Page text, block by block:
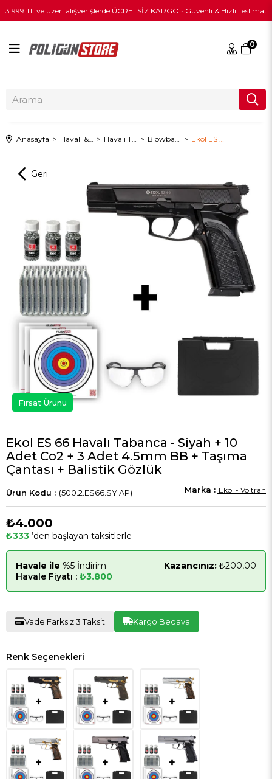
3.999 TL ve üzeri alışverişlerde ÜCRETSİZ KARGO • Güvenli & Hızlı Teslimat
0
Anasayfa
Fırsat Ürünü
Ekol ES 66 Havalı Tabanca - Siyah + 10
Adet Co2 + 3 Adet 4.5mm BB + Taşıma
Çantası + Balistik Gözlük
(500.2.ES66.SY.AP) Ekol - Voltran
₺4.000
₺333 ’den başlayan taksitlerle
Havale ile %5 İndirim Kazancınız: ₺200,00
Havale Fiyatı : ₺3.800
Vade Farksız 3 Taksit Kargo Bedava
Renk Seçenekleri